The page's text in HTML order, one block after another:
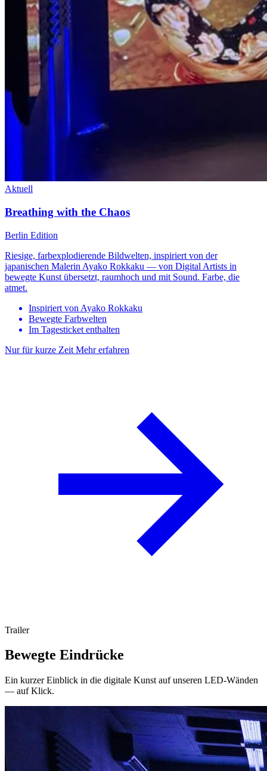
Aktuell
Breathing with the Chaos
Berlin Edition
Riesige, farbexplodierende Bildwelten, inspiriert von der
japanischen Malerin Ayako Rokkaku — von Digital Artists in
bewegte Kunst übersetzt, raumhoch und mit Sound. Farbe, die
atmet.
Inspiriert von Ayako Rokkaku
Bewegte Farbwelten
Im Tagesticket enthalten
Nur für kurze Zeit Mehr erfahren
Trailer
Bewegte Eindrücke
Ein kurzer Einblick in die digitale Kunst auf unseren LED-Wänden
— auf Klick.